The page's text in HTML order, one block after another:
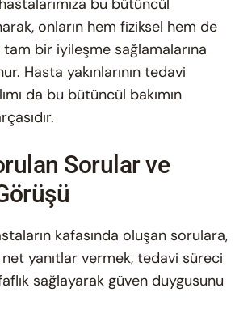
bu bütüncül
onların hem fiziksel hem de
bir iyileşme sağlamalarına
Hasta yakınlarının tedavi
da bu bütüncül bakımın
Sorular ve
kafasında oluşan sorulara,
yanıtlar vermek, tedavi süreci
sağlayarak güven duygusunu